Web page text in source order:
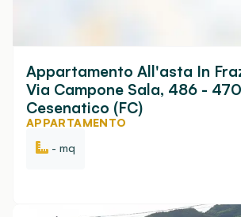
Appartamento All'asta In
Via Campone Sala, 486 -
Cesenatico (FC)
APPARTAMENTO
- mq